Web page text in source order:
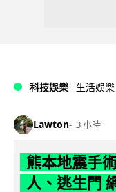
科技娛樂 生活娛樂
Lawton 3 小時
熊本地震手
人、逃生門